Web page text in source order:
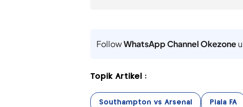
FollowWhatsApp Channel Okezone
Topik Artikel :
Southampton vs Arsenal Piala FA